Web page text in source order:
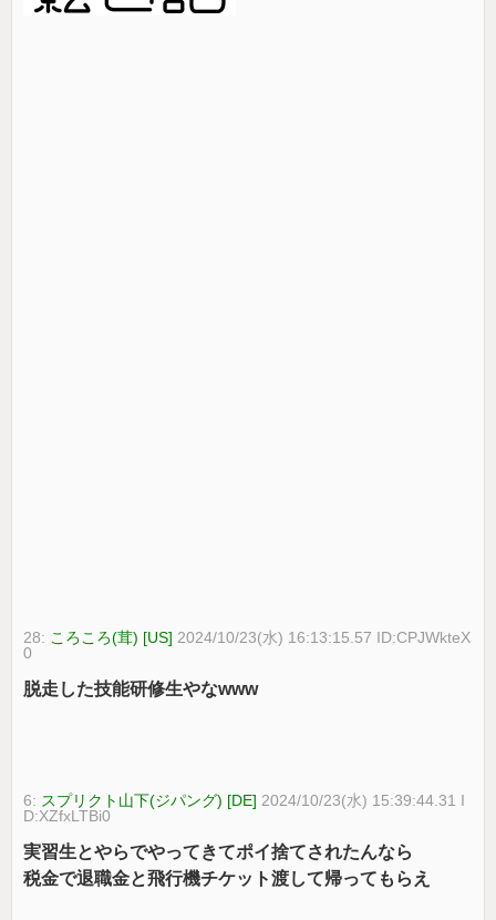
28: ころころ(茸) [US] 2024/10/23(水) 16:13:15.57 ID:CPJWkteX
0
脱走した技能研修生やなwww
6: スプリクト山下(ジパング) [DE] 2024/10/23(水) 15:39:44.31 I
D:XZfxLTBi0
実習生とやらでやってきてポイ捨てされたんなら
税金で退職金と飛行機チケット渡して帰ってもらえ